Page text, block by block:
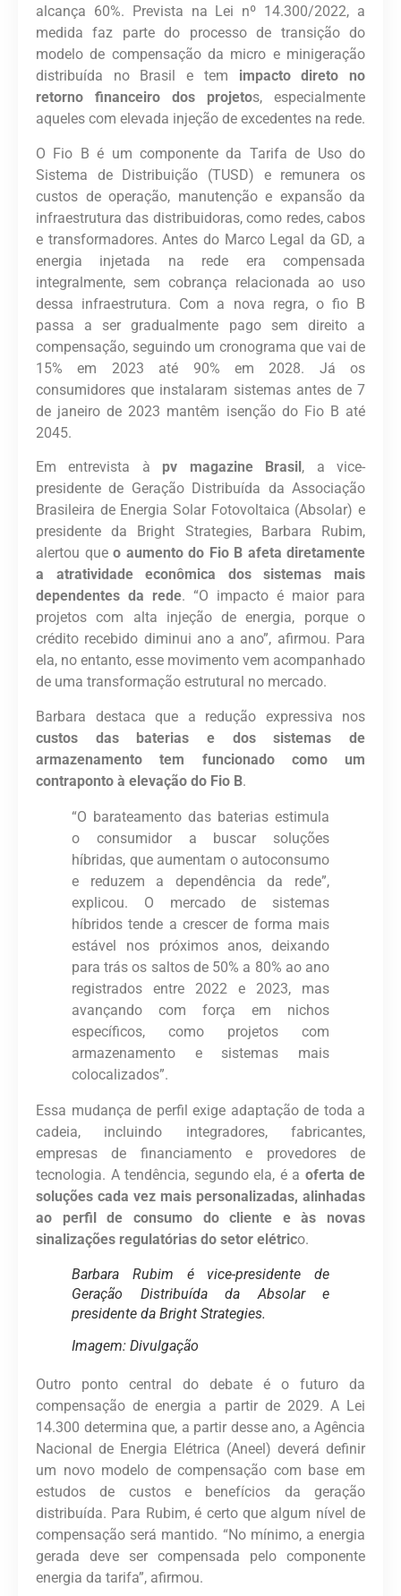
alcança 60%. Prevista na Lei nº 14.300/2022, a
medida faz parte do processo de transição do
modelo de compensação da micro e minigeração
distribuída no Brasil e tem impacto direto no
retorno financeiro dos projetos, especialmente
aqueles com elevada injeção de excedentes na rede.
O Fio B é um componente da Tarifa de Uso do
Sistema de Distribuição (TUSD) e remunera os
custos de operação, manutenção e expansão da
infraestrutura das distribuidoras, como redes, cabos
e transformadores. Antes do Marco Legal da GD, a
energia injetada na rede era compensada
integralmente, sem cobrança relacionada ao uso
dessa infraestrutura. Com a nova regra, o fio B
passa a ser gradualmente pago sem direito a
compensação, seguindo um cronograma que vai de
15% em 2023 até 90% em 2028. Já os
consumidores que instalaram sistemas antes de 7
de janeiro de 2023 mantêm isenção do Fio B até
2045.
Em entrevista à pv magazine Brasil , a vice-
presidente de Geração Distribuída da Associação
Brasileira de Energia Solar Fotovoltaica (Absolar) e
presidente da Bright Strategies, Barbara Rubim,
alertou que o aumento do Fio B afeta diretamente
a atratividade econômica dos sistemas mais
dependentes da rede. “O impacto é maior para
projetos com alta injeção de energia, porque o
crédito recebido diminui ano a ano”, afirmou. Para
ela, no entanto, esse movimento vem acompanhado
de uma transformação estrutural no mercado.
Barbara destaca que a redução expressiva nos
custos das baterias e dos sistemas de
armazenamento tem funcionado como um
contraponto à elevação do Fio B.
“O barateamento das baterias estimula
o consumidor a buscar soluções
híbridas, que aumentam o autoconsumo
e reduzem a dependência da rede”,
explicou. O mercado de sistemas
híbridos tende a crescer de forma mais
estável nos próximos anos, deixando
para trás os saltos de 50% a 80% ao ano
registrados entre 2022 e 2023, mas
avançando com força em nichos
específicos, como projetos com
armazenamento e sistemas mais
colocalizados”.
Essa mudança de perfil exige adaptação de toda a
cadeia, incluindo integradores, fabricantes,
empresas de financiamento e provedores de
tecnologia. A tendência, segundo ela, é a oferta de
soluções cada vez mais personalizadas, alinhadas
ao perfil de consumo do cliente e às novas
sinalizações regulatórias do setor elétrico.
Barbara Rubim é vice-presidente de
Geração Distribuída da Absolar e
presidente da Bright Strategies.
Imagem: Divulgação
Outro ponto central do debate é o futuro da
compensação de energia a partir de 2029. A Lei
14.300 determina que, a partir desse ano, a Agência
Nacional de Energia Elétrica (Aneel) deverá definir
um novo modelo de compensação com base em
estudos de custos e benefícios da geração
distribuída. Para Rubim, é certo que algum nível de
compensação será mantido. “No mínimo, a energia
gerada deve ser compensada pelo componente
energia da tarifa”, afirmou.